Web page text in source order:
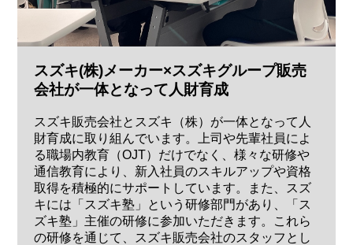
スズキ(株)メーカー×スズキグループ販売
会社が一体となって人財育成
スズキ販売会社とスズキ（株）が一体となって人
財育成に取り組んでいます。上司や先輩社員によ
る職場内教育（OJT）だけでなく、様々な研修や
通信教育により、新入社員のスキルアップや資格
取得を積極的にサポートしています。また、スズ
キには「スズキ塾」という研修部門があり、「ス
ズキ塾」主催の研修に参加いただきます。これら
の研修を通じて、スズキ販売会社のスタッフとし